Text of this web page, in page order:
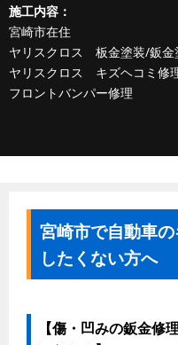
施工内容：
宮崎市在住
ヤリスクロス 板金塗装/鈑金
ヤリスクロス キズヘコミ修
フロントバンパー修理
宮崎市で自動車
したくない方へ
【傷・凹みの鈑金修